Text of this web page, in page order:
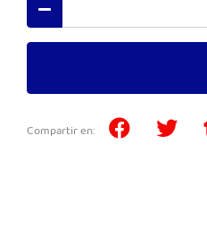
Compartir en: